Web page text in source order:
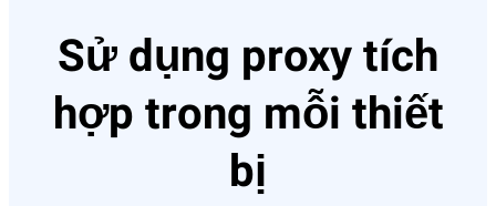
Sử dụng proxy tích
hợp trong mỗi thiết
bị